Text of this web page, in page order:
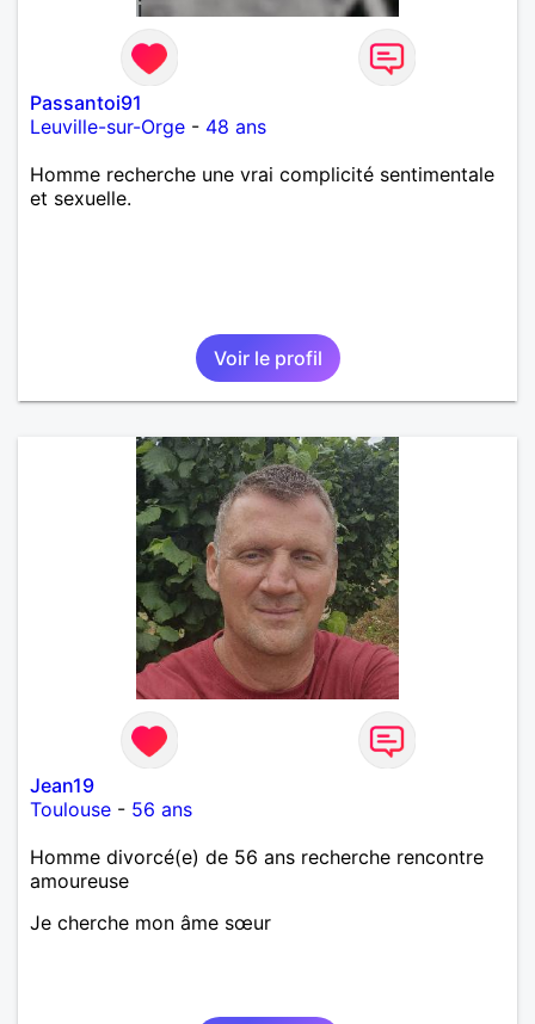
Passantoi91
Leuville-sur-Orge - 48 ans
Homme recherche une vrai complicité sentimentale
et sexuelle.
Voir le profil
Jean19
Toulouse - 56 ans
Homme divorcé(e) de 56 ans recherche rencontre
amoureuse
Je cherche mon âme sœur